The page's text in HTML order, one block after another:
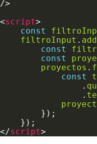
<script
const
filtroInput .
const
const
proyectos .
const
                .
                .
</script